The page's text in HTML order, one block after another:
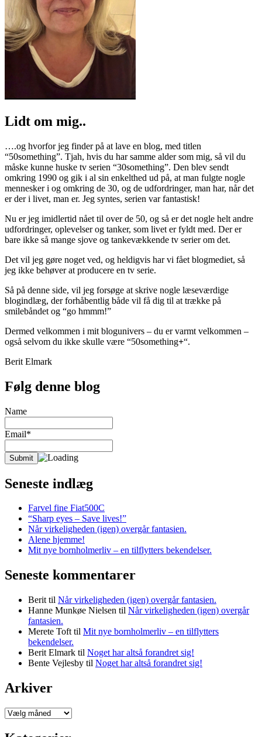
Lidt om mig..
….og hvorfor jeg finder på at lave en blog, med titlen
“50something”. Tjah, hvis du har samme alder som mig, så vil du
måske kunne huske tv serien “30something”. Den blev sendt
omkring 1990 og gik i al sin enkelthed ud på, at man fulgte nogle
mennesker i og omkring de 30, og de udfordringer, man har, når det
er der i livet, man er. Jeg syntes, serien var fantastisk!
Nu er jeg imidlertid nået til over de 50, og så er det nogle helt andre
udfordringer, oplevelser og tanker, som livet er fyldt med. Der er
bare ikke så mange sjove og tankevækkende tv serier om det.
Det vil jeg gøre noget ved, og heldigvis har vi fået blogmediet, så
jeg ikke behøver at producere en tv serie.
Så på denne side, vil jeg forsøge at skrive nogle læseværdige
blogindlæg, der forhåbentlig både vil få dig til at trække på
smilebåndet og “go hmmm!”
Dermed velkommen i mit blogunivers – du er varmt velkommen –
også selvom du ikke skulle være “50something+“.
Berit Elmark
Følg denne blog
Name
Email*
Seneste indlæg
Farvel fine Fiat500C
“Sharp eyes – Save lives!”
Når virkeligheden (igen) overgår fantasien.
Alene hjemme!
Mit nye bornholmerliv – en tilflytters bekendelser.
Seneste kommentarer
Berit til Når virkeligheden (igen) overgår fantasien.
Hanne Munkøe Nielsen til Når virkeligheden (igen) overgår
fantasien.
Merete Toft til Mit nye bornholmerliv – en tilflytters
bekendelser.
Berit Elmark til Noget har altså forandret sig!
Bente Vejlesby til Noget har altså forandret sig!
Arkiver
Arkiver